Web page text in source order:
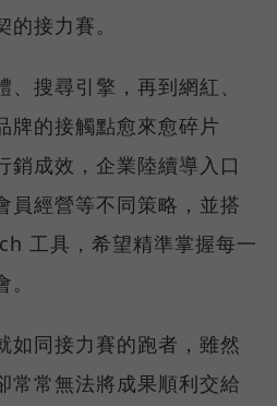
接力賽。
搜尋引擎，再到網紅、
牌的接觸點愈來愈碎片
銷成效，企業陸續導入口
員經營等不同策略，並搭
工具，希望精準掌握每一
如同接力賽的跑者，雖然
常常無法將成果順利交給